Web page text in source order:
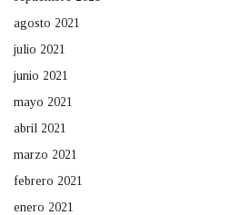
agosto 2021
julio 2021
junio 2021
mayo 2021
abril 2021
marzo 2021
febrero 2021
enero 2021